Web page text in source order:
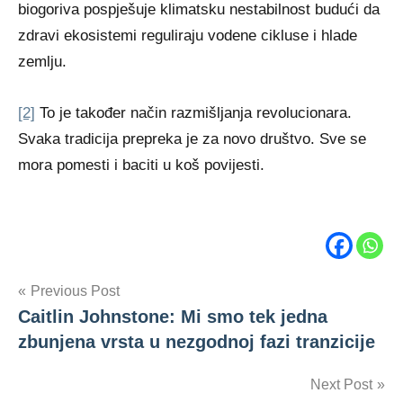
biogoriva pospješuje klimatsku nestabilnost budući da
zdravi ekosistemi reguliraju vodene cikluse i hlade
zemlju.
[2] To je također način razmišljanja revolucionara.
Svaka tradicija prepreka je za novo društvo. Sve se
mora pomesti i baciti u koš povijesti.
TagsCharles
Eisenstein
energetska
Post
navigation
Previous Post
Caitlin Johnstone: Mi smo tek jedna
zbunjena vrsta u nezgodnoj fazi tranzicije
Next Post